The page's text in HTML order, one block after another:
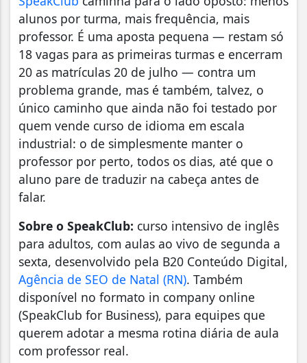
alunos por turma, mais frequência, mais
professor. É uma aposta pequena — restam só
18 vagas para as primeiras turmas e encerram
20 as matrículas 20 de julho — contra um
problema grande, mas é também, talvez, o
único caminho que ainda não foi testado por
quem vende curso de idioma em escala
industrial: o de simplesmente manter o
professor por perto, todos os dias, até que o
aluno pare de traduzir na cabeça antes de
falar.
Sobre o SpeakClub: curso intensivo de inglês
para adultos, com aulas ao vivo de segunda a
sexta, desenvolvido pela B20 Conteúdo Digital,
Agência de SEO de Natal (RN). Também
disponível no formato in company online
(SpeakClub for Business), para equipes que
querem adotar a mesma rotina diária de aula
com professor real.